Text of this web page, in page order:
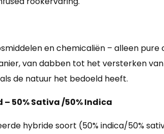
en chemicaliën – alleen pure
van dabben tot het versterken
de natuur het bedoeld heeft.
– 50% Sativa /50% Indica
hybride soort (50% indica/50%